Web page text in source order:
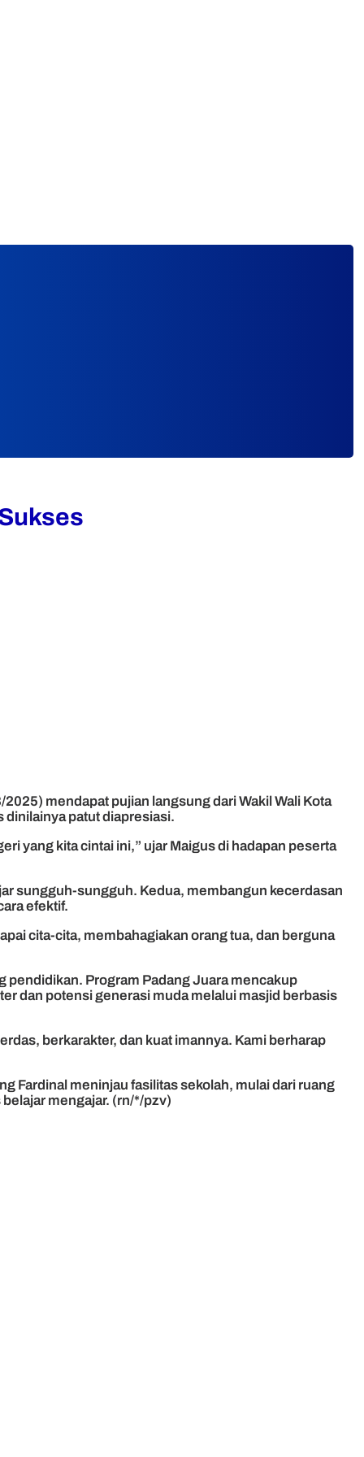
mendapat pujian langsung dari Wakil Wali Kota
dinilainya patut diapresiasi.
yang kita cintai ini,” ujar Maigus di hadapan peserta
sungguh-sungguh. Kedua, membangun kecerdasan
efektif.
cita-cita, membahagiakan orang tua, dan berguna
pendidikan. Program Padang Juara mencakup
dan potensi generasi muda melalui masjid berbasis
berkarakter, dan kuat imannya. Kami berharap
Fardinal meninjau fasilitas sekolah, mulai dari ruang
mengajar. (rn/*/pzv)